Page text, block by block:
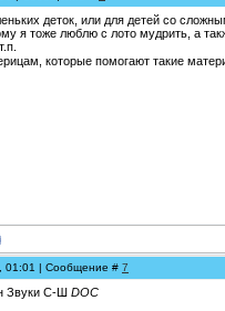
деток, или для детей со
я тоже люблю с лото мудрить, а
которые помогают такие
01:01 | Сообщение # 7
Звуки С-Ш DOC